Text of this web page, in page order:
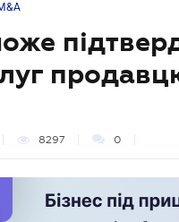
8297 0